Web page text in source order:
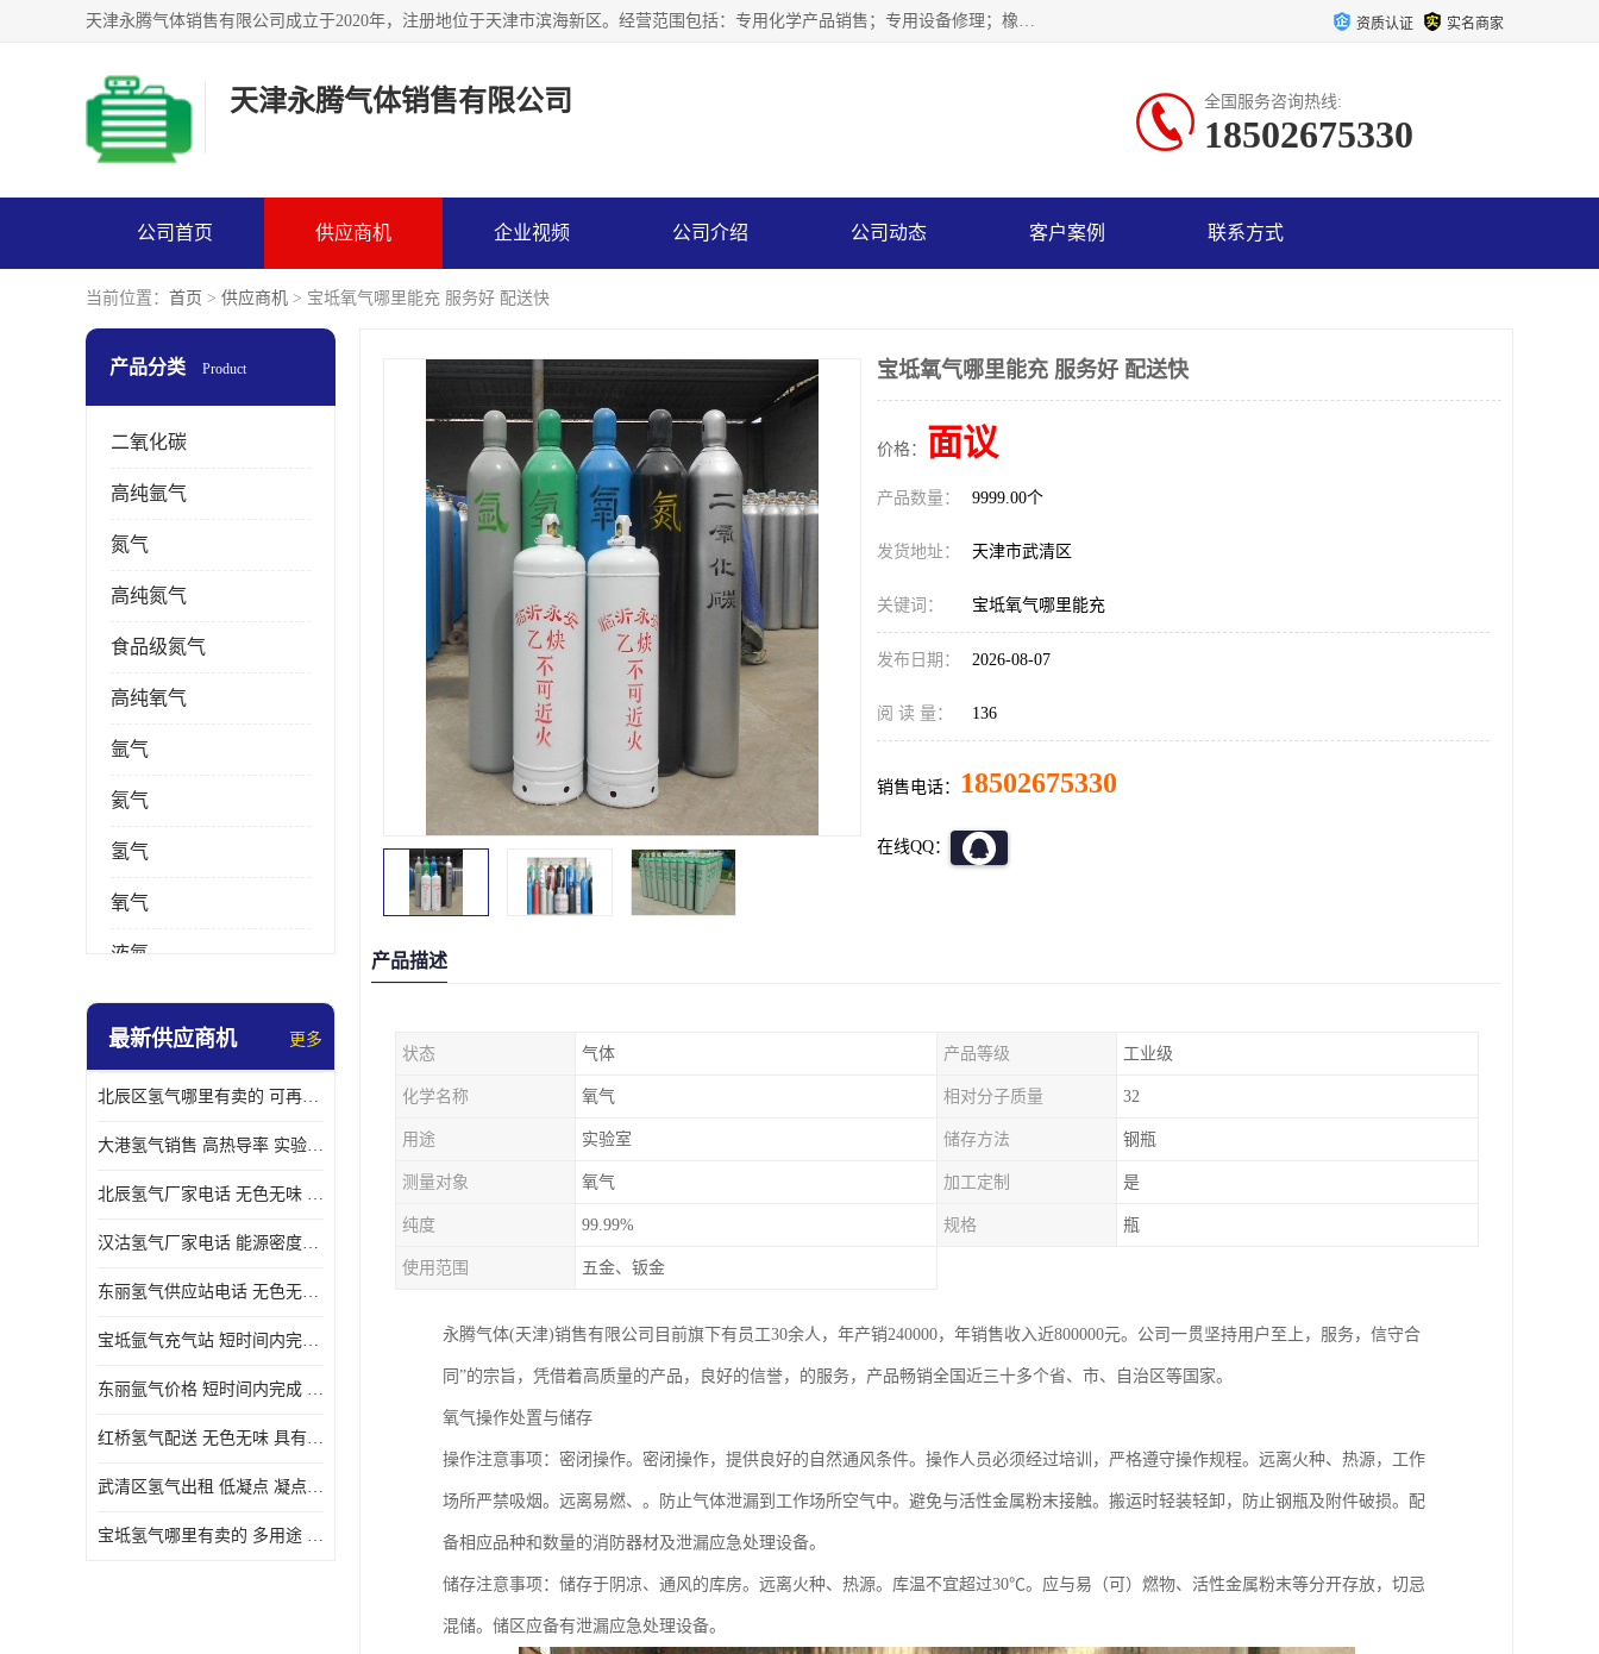
天津永腾气体销售有限公司成立于2020年，注册地位于天津市滨海新区。经营范围包括：专用化学产品销售；专用设备修理；橡胶制品销售；气体压缩机械销售；特种设备销售；仪器仪表销售；机械设备租赁；五金产品批发；食品添加剂销售等，主要供应：氧气、乙炔、氮气、氩气、氢气、氦气、液氨、液氮、一氧化碳、二氧化碳等，各种工业气体，高纯气体，食品级气体。 资质认证 实名商家
天津永腾气体销售有限公司 全国服务咨询热线:
18502675330
公司首页 供应商机 企业视频 公司介绍 公司动态 客户案例 联系方式
当前位置： 首页 > 供应商机 > 宝坻氧气哪里能充 服务好 配送快
产品分类 Product
二氧化碳
高纯氩气
氮气
高纯氮气
食品级氮气
高纯氧气
氩气
氦气
氢气
氧气
液氮
乙炔
最新供应商机 更多
北辰区氢气哪里有卖的 可再生 实验室应用
大港氢气销售 高热导率 实验室应用
北辰氢气厂家电话 无色无味 凝点为-259
汉沽氢气厂家电话 能源密度高 储存和传输便利
东丽氢气供应站电话 无色无味 储存和传输便利
宝坻氩气充气站 短时间内完成 人员经过培训
东丽氩气价格 短时间内完成 物流管理优良
红桥氢气配送 无色无味 具有较低的密度
武清区氢气出租 低凝点 凝点为-259
宝坻氢气哪里有卖的 多用途 可以在空气中上升
宝坻氧气哪里能充 服务好 配送快
价格： 面议
产品数量： 9999.00个
发货地址： 天津市武清区
关键词： 宝坻氧气哪里能充
发布日期： 2026-08-07
阅 读 量： 136
销售电话： 18502675330
在线QQ：
产品描述
状态 气体 产品等级 工业级
化学名称 氧气 相对分子质量 32
用途 实验室 储存方法 钢瓶
测量对象 氧气 加工定制 是
纯度 99.99% 规格 瓶
使用范围 五金、钣金
永腾气体(天津)销售有限公司目前旗下有员工30余人，年产销240000，年销售收入近800000元。公司一贯坚持用户至上，服务，信守合
同”的宗旨，凭借着高质量的产品，良好的信誉，的服务，产品畅销全国近三十多个省、市、自治区等国家。
氧气操作处置与储存
操作注意事项：密闭操作。密闭操作，提供良好的自然通风条件。操作人员必须经过培训，严格遵守操作规程。远离火种、热源，工作
场所严禁吸烟。远离易燃、。防止气体泄漏到工作场所空气中。避免与活性金属粉末接触。搬运时轻装轻卸，防止钢瓶及附件破损。配
备相应品种和数量的消防器材及泄漏应急处理设备。
储存注意事项：储存于阴凉、通风的库房。远离火种、热源。库温不宜超过30℃。应与易（可）燃物、活性金属粉末等分开存放，切忌
混储。储区应备有泄漏应急处理设备。